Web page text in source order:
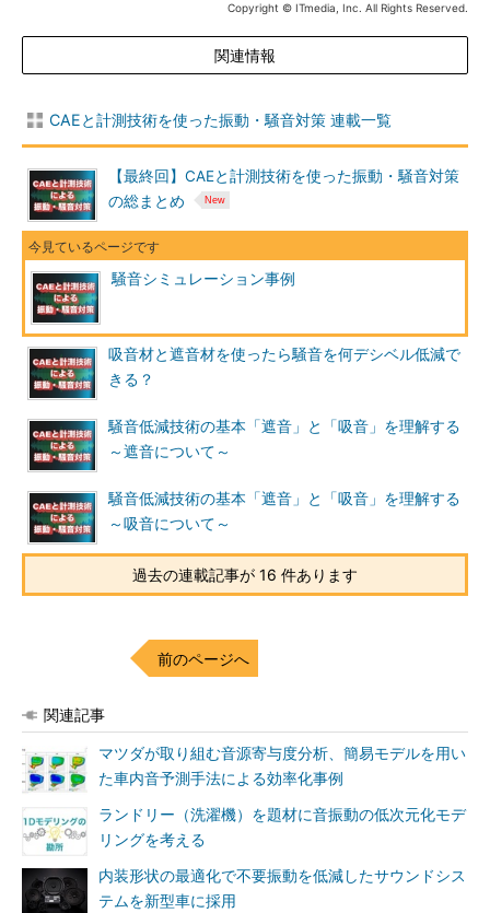
Copyright © ITmedia, Inc. All Rights Reserved.
関連情報
CAEと計測技術を使った振動・騒音対策 連載一覧
【最終回】CAEと計測技術を使った振動・騒音対策
の総まとめ
騒音シミュレーション事例
吸音材と遮音材を使ったら騒音を何デシベル低減で
きる？
騒音低減技術の基本「遮音」と「吸音」を理解する
～遮音について～
騒音低減技術の基本「遮音」と「吸音」を理解する
～吸音について～
過去の連載記事が 16 件あります
前のページへ
関連記事
マツダが取り組む音源寄与度分析、簡易モデルを用い
た車内音予測手法による効率化事例
ランドリー（洗濯機）を題材に音振動の低次元化モデ
リングを考える
内装形状の最適化で不要振動を低減したサウンドシス
テムを新型車に採用